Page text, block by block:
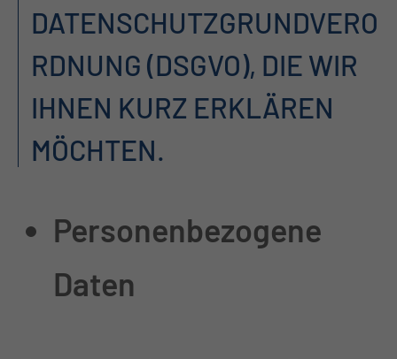
DATENSCHUTZGRUNDVERO
RDNUNG (DSGVO), DIE WIR
IHNEN KURZ ERKLÄREN
MÖCHTEN.
Personenbezogene
Daten